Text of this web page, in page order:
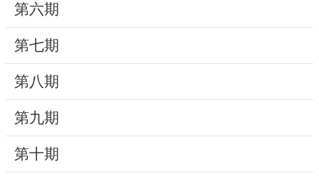
動
線
上
源
新
聞
第六期
第七期
第八期
第九期
第十期